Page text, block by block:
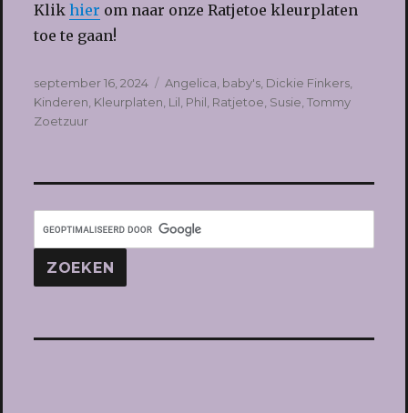
Klik hier om naar onze Ratjetoe kleurplaten
toe te gaan!
Geplaatst
op
september 16, 2024 Tags
Angelica baby's, Dickie Finkers,
Kinderen Kleurplaten Lil Phil Ratjetoe Susie Tommy
Zoetzuur